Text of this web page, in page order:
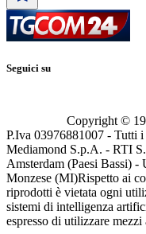
Seguici su
Copyright ©
P.Iva 03976881007 - Tutti
Mediamond S.p.A. - RTI
Amsterdam (Paesi Bassi)
Monzese (MI)Rispetto ai
riprodotti è vietata ogni
sistemi di intelligenza
espresso di utilizzare